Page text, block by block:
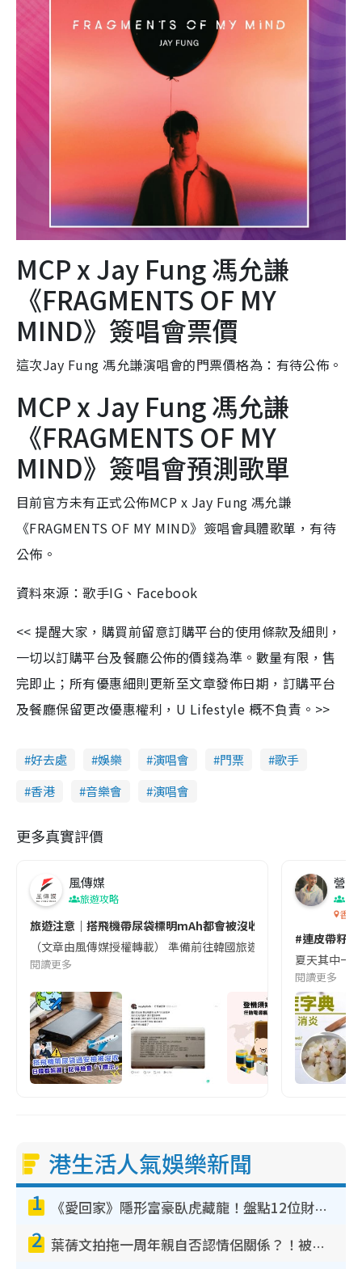
MCP x Jay Fung 馮允謙
《FRAGMENTS OF MY
MIND》簽唱會票價
這次Jay Fung 馮允謙演唱會的門票價格為：有待公佈。
MCP x Jay Fung 馮允謙
《FRAGMENTS OF MY
MIND》簽唱會預測歌單
目前官方未有正式公佈MCP x Jay Fung 馮允謙
《FRAGMENTS OF MY MIND》簽唱會具體歌單，有待
公佈。
資料來源：歌手IG、Facebook
<< 提醒大家，購買前留意訂購平台的使用條款及細則，
一切以訂購平台及餐廳公佈的價錢為準。數量有限，售
完即止；所有優惠細則更新至文章發佈日期，訂購平台
及餐廳保留更改優惠權利，U Lifestyle 概不負責。>>
好去處 娛樂 演唱會 門票
歌手
香港
音樂會 演唱會
更多真實評價
風傳媒
旅遊攻略
旅遊注意｜搭飛機帶尿袋標明mAh都會被沒收😱出發前切記檢查
（文章由風傳媒授權轉載） 準備前往韓國旅遊的民眾，近期要
閱讀更多
營養
香港
#連皮帶籽
夏天其中一
閱讀更多
港生活人氣娛樂新聞
1 《愛回家》隱形富豪臥虎藏龍！盤點12位財氣逼人的有錢藝人：呢位靚女3億身家唔憂做
2 葉蒨文拍拖一周年親自否認情侶關係？！被質疑感情造假竟稱GM「普通同事」